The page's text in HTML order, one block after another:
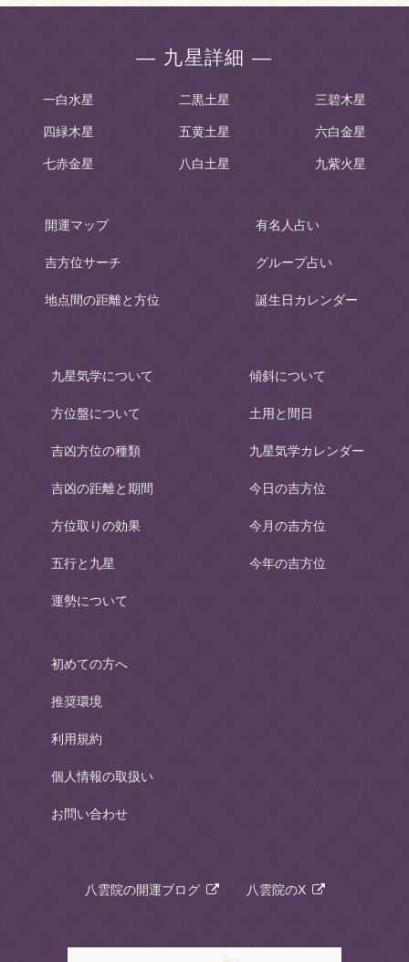
― 九星詳細 ―
一白水星 二黒土星 三碧木星
四緑木星 五黄土星 六白金星
七赤金星 八白土星 九紫火星
開運マップ
吉方位サーチ
地点間の距離と方位
有名人占い
グループ占い
誕生日カレンダー
九星気学について
方位盤について
吉凶方位の種類
吉凶の距離と期間
方位取りの効果
五行と九星
運勢について
傾斜について
土用と間日
九星気学カレンダー
今日の吉方位
今月の吉方位
今年の吉方位
初めての方へ
推奨環境
利用規約
個人情報の取扱い
お問い合わせ
八雲院の開運ブログ 八雲院のX